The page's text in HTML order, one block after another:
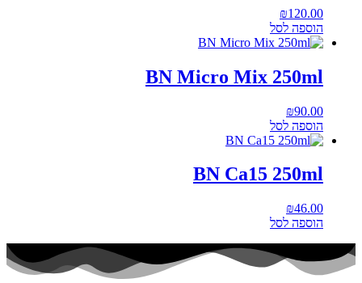
₪120.00
הוספה לסל
BN Micro Mix 250ml
₪90.00
הוספה לסל
BN Ca15 250ml
₪46.00
הוספה לסל